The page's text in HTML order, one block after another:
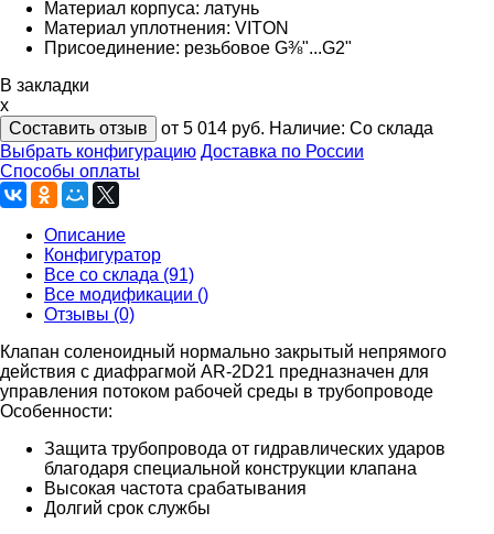
Материал корпуса: латунь
Материал уплотнения: VITON
Присоединение: резьбовое G⅜"...G2"
В закладки
x
Составить отзыв
от 5 014 руб. Наличие: Со склада
Выбрать конфигурацию Доставка по России
Способы оплаты
Описание
Конфигуратор
Все со склада (91)
Все модификации ()
Отзывы (0)
Клапан соленоидный нормально закрытый непрямого
действия с диафрагмой AR-2D21 предназначен для
управления потоком рабочей среды в трубопроводе
Особенности:
Защита трубопровода от гидравлических ударов
благодаря специальной конструкции клапана
Высокая частота срабатывания
Долгий срок службы